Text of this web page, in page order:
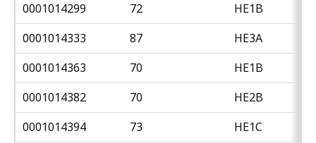
0001014299
72
HE1B
0001014333
87
HE3A
0001014363
70
HE1B
0001014382
70
HE2B
0001014394
73
HE1C